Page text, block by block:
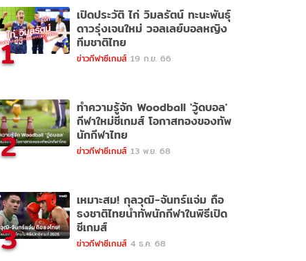
1
เปิดประวัติ ไก่ วิมลรัตน์ ทะนะพันธุ์
ดาวรุ่งเจนใหม่ วอลเลย์บอลหญิง
ทีมชาติไทย
ข่าวกีฬาซีเกมส์ 19 ก.ย. 66
2
ทำความรู้จัก Woodball 'วู้ดบอล'
กีฬาใหม่ซีเกมส์ โอกาสทองของทัพ
นักกีฬาไทย
ข่าวกีฬาซีเกมส์ 13 พ.ย. 68
3
เหมาะสม! กุลวุฒิ-จันทร์แจ่ม ถือ
ธงชาติไทยนำทัพนักกีฬาในพิธีเปิด
ซีเกมส์
ข่าวกีฬาซีเกมส์ 4 ธ.ค. 68